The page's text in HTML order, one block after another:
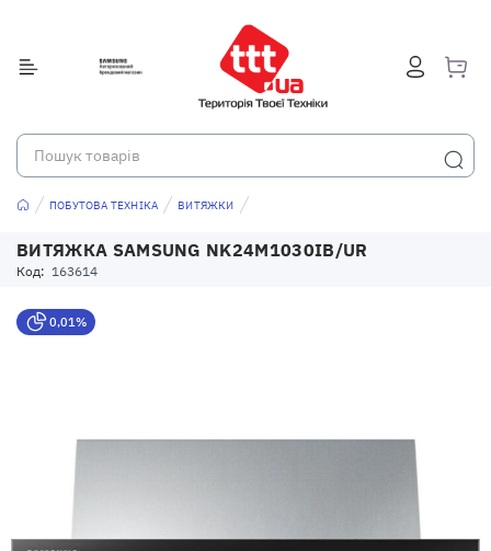
ПОБУТОВА ТЕХНІКА ВИТЯЖКИ
ВИТЯЖКА SAMSUNG NK24M1030IB/UR
Код: 163614
0,01%